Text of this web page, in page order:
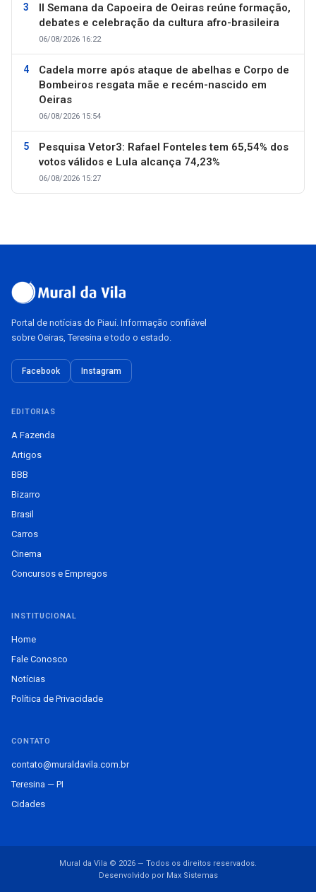
II Semana da Capoeira de Oeiras reúne formação,
debates e celebração da cultura afro-brasileira
06/08/2026 16:22
Cadela morre após ataque de abelhas e Corpo de
Bombeiros resgata mãe e recém-nascido em
Oeiras
06/08/2026 15:54
Pesquisa Vetor3: Rafael Fonteles tem 65,54% dos
votos válidos e Lula alcança 74,23%
06/08/2026 15:27
Portal de notícias do Piauí. Informação confiável
sobre Oeiras, Teresina e todo o estado.
Facebook Instagram
EDITORIAS
A Fazenda
Artigos
BBB
Bizarro
Brasil
Carros
Cinema
Concursos e Empregos
INSTITUCIONAL
Home
Fale Conosco
Notícias
Política de Privacidade
CONTATO
contato@muraldavila.com.br
Teresina — PI
Cidades
Mural da Vila © 2026 — Todos os direitos reservados.
Desenvolvido por Max Sistemas